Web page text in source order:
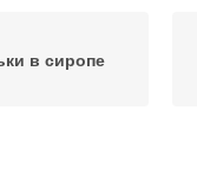
в сиропе